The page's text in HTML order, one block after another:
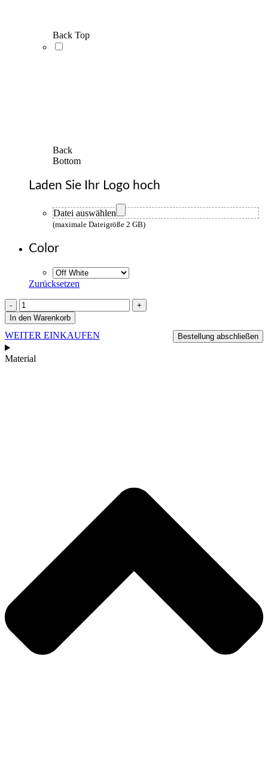
Back Top
Back
Bottom
Laden Sie Ihr Logo hoch
Datei auswählen
(maximale Dateigröße 2 GB)
Color
Zurücksetzen
T-
Shirt
Premium
Menge
In den Warenkorb
WEITER EINKAUFEN Bestellung abschließen
Material